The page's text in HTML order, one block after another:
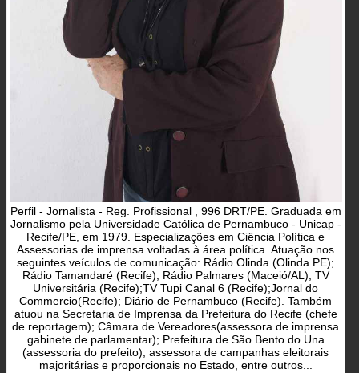
Perfil - Jornalista - Reg. Profissional , 996 DRT/PE. Graduada em
Jornalismo pela Universidade Católica de Pernambuco - Unicap -
Recife/PE, em 1979. Especializações em Ciência Política e
Assessorias de imprensa voltadas à área política. Atuação nos
seguintes veículos de comunicação: Rádio Olinda (Olinda PE);
Rádio Tamandaré (Recife); Rádio Palmares (Maceió/AL); TV
Universitária (Recife);TV Tupi Canal 6 (Recife);Jornal do
Commercio(Recife); Diário de Pernambuco (Recife). Também
atuou na Secretaria de Imprensa da Prefeitura do Recife (chefe
de reportagem); Câmara de Vereadores(assessora de imprensa
gabinete de parlamentar); Prefeitura de São Bento do Una
(assessoria do prefeito), assessora de campanhas eleitorais
majoritárias e proporcionais no Estado, entre outros...